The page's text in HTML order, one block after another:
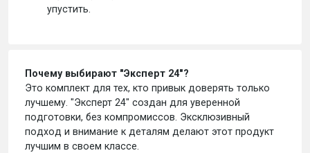
упустить.
Почему выбирают "Эксперт 24"?
Это комплект для тех, кто привык доверять только
лучшему. "Эксперт 24" создан для уверенной
подготовки, без компромиссов. Эксклюзивный
подход и внимание к деталям делают этот продукт
лучшим в своем классе.